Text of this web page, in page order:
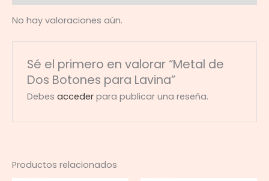
No hay valoraciones aún.
Sé el primero en valorar “Metal de
Dos Botones para Lavina”
Debesacceder para publicar una reseña.
Productos relacionados